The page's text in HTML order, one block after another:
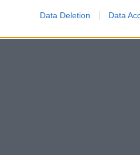
Data Deletion Data